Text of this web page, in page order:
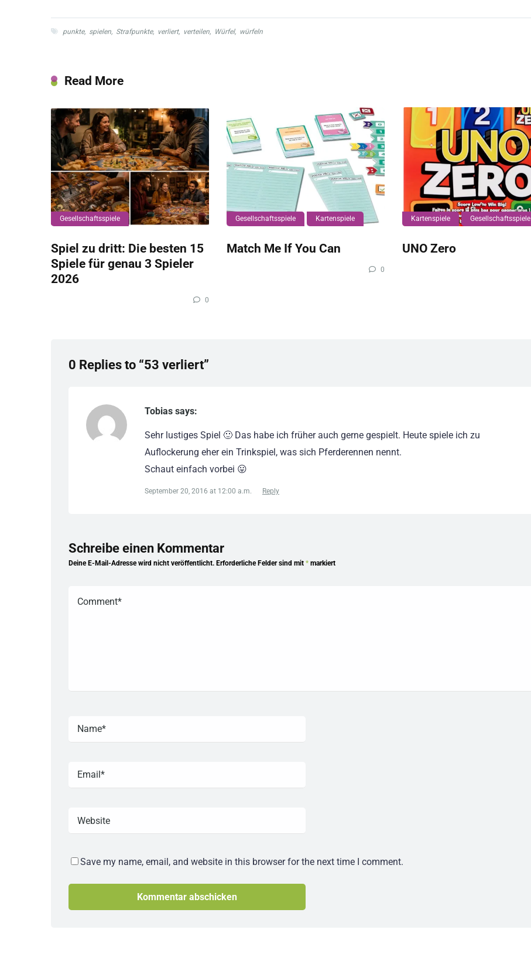
punkte, spielen, Strafpunkte, verliert, verteilen, Würfel, würfeln
Read More
Gesellschaftsspiele
Spiel zu dritt: Die besten 15
Spiele für genau 3 Spieler
2026
0
Gesellschaftsspiele Kartenspiele
Match Me If You Can
0
Kartenspiele Gesellschaftsspiele
UNO Zero
0 Replies to “53 verliert”
Tobias says:
Sehr lustiges Spiel 🙂 Das habe ich früher auch gerne gespielt. Heute spiele ich zu
Auflockerung eher ein Trinkspiel, was sich Pferderennen nennt.
Schaut einfach vorbei 😛
September 20, 2016 at 12:00 a.m. Reply
Schreibe einen Kommentar
Deine E-Mail-Adresse wird nicht veröffentlicht. Erforderliche Felder sind mit * markiert
Save my name, email, and website in this browser for the next time I comment.